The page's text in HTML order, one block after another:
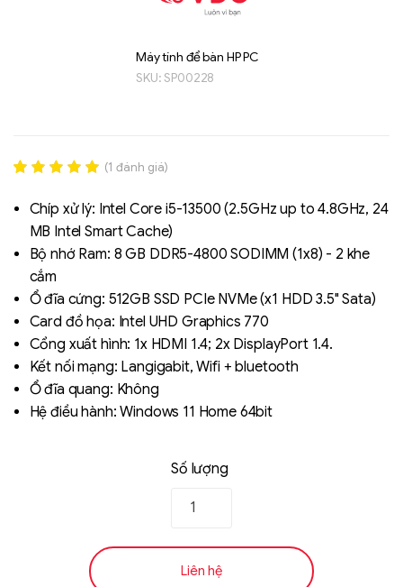
Máy tính để bàn HP PC
SKU:SP00228
out of 5
based on
đánh giá
(1 đánh giá)
Chíp xử lý: Intel Core i5-13500 (2.5GHz up to 4.8GHz, 24
MB Intel Smart Cache)
Bộ nhớ Ram: 8 GB DDR5-4800 SODIMM (1x8) - 2 khe
cắm
Ổ đĩa cứng: 512GB SSD PCIe NVMe (x1 HDD 3.5" Sata)
Card đồ họa: Intel UHD Graphics 770
Cổng xuất hình: 1x HDMI 1.4; 2x DisplayPort 1.4.
Kết nối mạng: Langigabit, Wifi + bluetooth
Ổ đĩa quang: Không
Hệ điều hành: Windows 11 Home 64bit
Số lượng
Liên hệ
Liên hệ
SK hynix - DRAM
- GDDR - GDDR6